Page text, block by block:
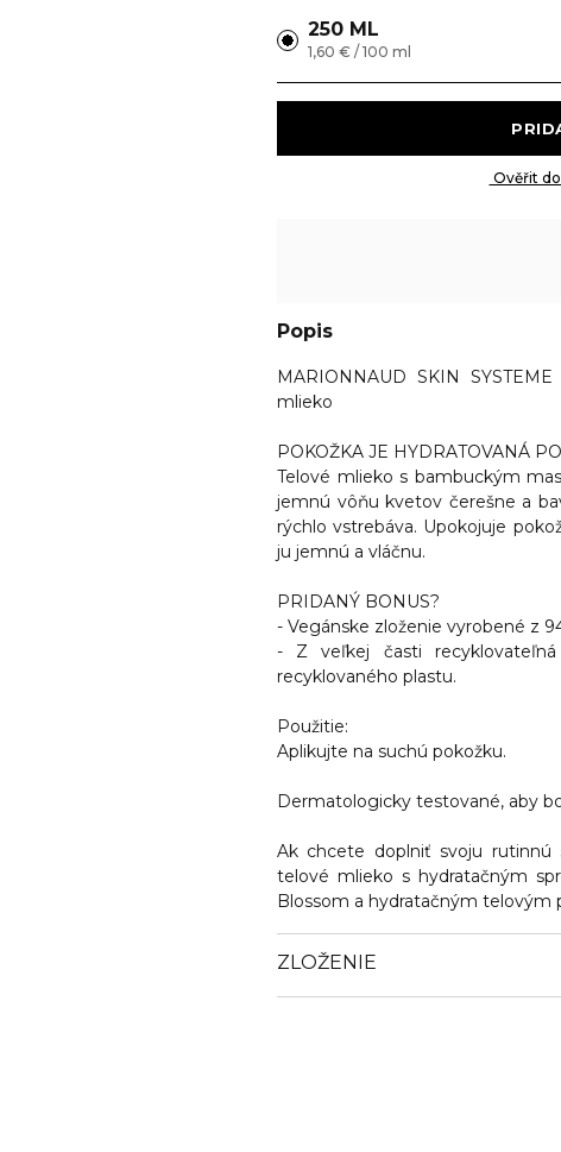
250 ML
1,60 € / 100 ml
Popis
MARIONNAUD SKIN
mlieko
POKOŽKA JE HYDRATOVANÁ
Telové mlieko s bambuckým
jemnú vôňu kvetov čerešne a
rýchlo vstrebáva. Upokojuje
ju jemnú a vláčnu.
PRIDANÝ BONUS?
- Vegánske zloženie vyrobené z
- Z veľkej časti
recyklovaného plastu.
Použitie:
Aplikujte na suchú pokožku.
Dermatologicky testované, aby
Ak chcete doplniť svoju rutinnú
telové mlieko s hydratačným
Blossom a hydratačným telovým
ZLOŽENIE